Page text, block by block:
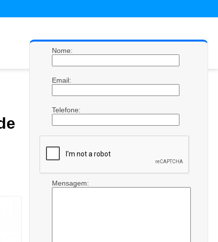
Nome:
Email:
Telefone:
Mensagem: